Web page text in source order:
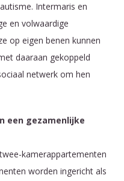
Intermaris en
en volwaardige
op eigen benen kunnen
daaraan gekoppeld
netwerk om hen
een gezamenlijke
kamerappartementen
worden ingericht als